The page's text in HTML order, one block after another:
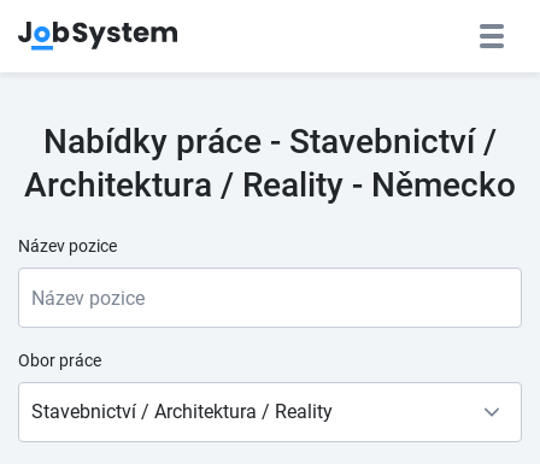
Nabídky práce - Stavebnictví /
Architektura / Reality - Německo
Název pozice
Obor práce
Stavebnictví / Architektura / Reality